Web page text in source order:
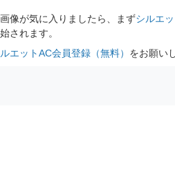
像が気に入りましたら、まずシルエ
されます。
エットAC会員登録（無料） をお願い